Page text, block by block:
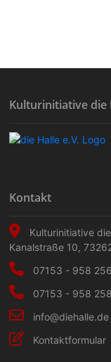
Kulturinitiative die
Kontakt
Kulturinitiative
Kanalstraße 10,
07153 - 958 256
07153 - 958 258
info@diehalle.de
Kontaktformular